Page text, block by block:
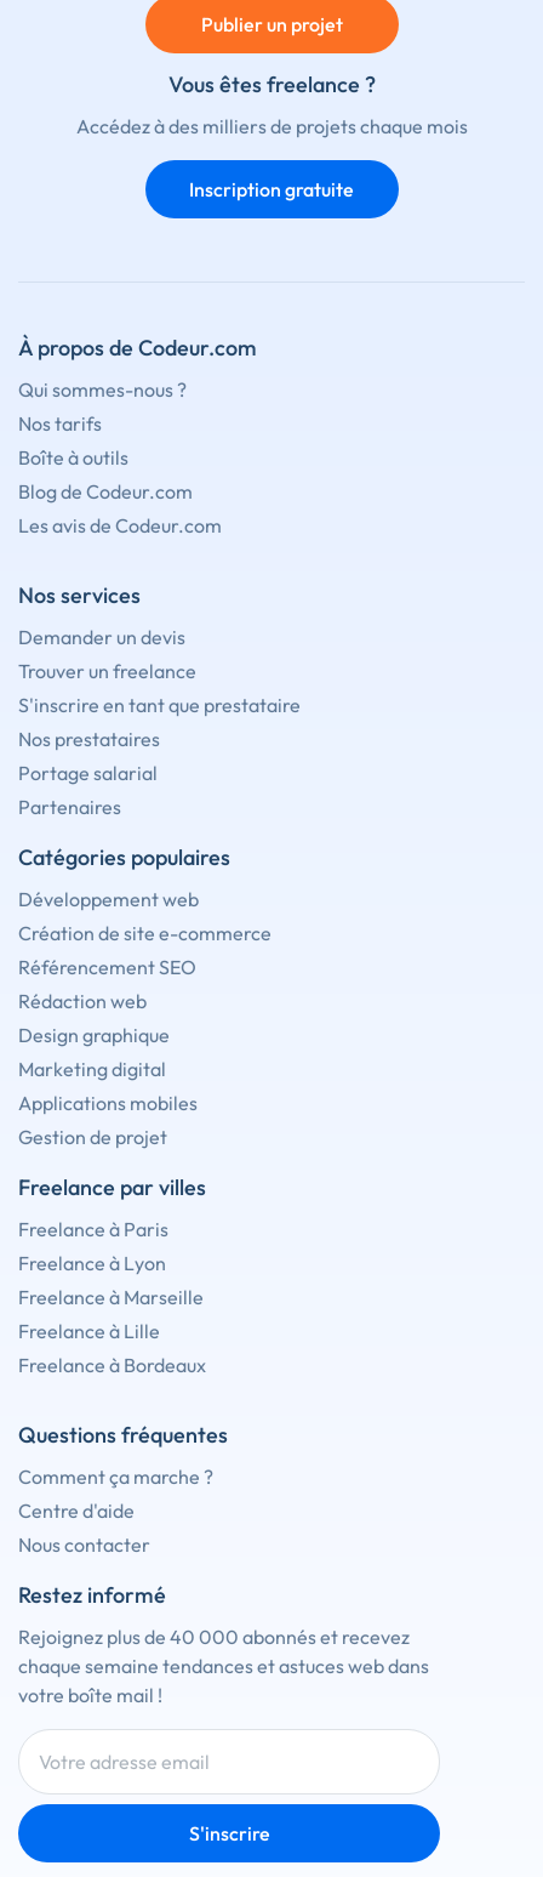
Publier un projet
Vous êtes freelance ?
Accédez à des milliers de projets chaque mois
Inscription gratuite
À propos de Codeur.com
Qui sommes-nous ?
Nos tarifs
Boîte à outils
Blog de Codeur.com
Les avis de Codeur.com
Nos services
Demander un devis
Trouver un freelance
S'inscrire en tant que prestataire
Nos prestataires
Portage salarial
Partenaires
Catégories populaires
Développement web
Création de site e-commerce
Référencement SEO
Rédaction web
Design graphique
Marketing digital
Applications mobiles
Gestion de projet
Freelance par villes
Freelance à Paris
Freelance à Lyon
Freelance à Marseille
Freelance à Lille
Freelance à Bordeaux
Questions fréquentes
Comment ça marche ?
Centre d'aide
Nous contacter
Restez informé
Rejoignez plus de 40 000 abonnés et recevez
chaque semaine tendances et astuces web dans
votre boîte mail !
S'inscrire